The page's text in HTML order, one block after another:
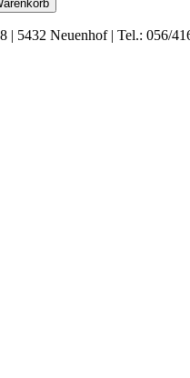
| 5432 Neuenhof | Tel.: 056/